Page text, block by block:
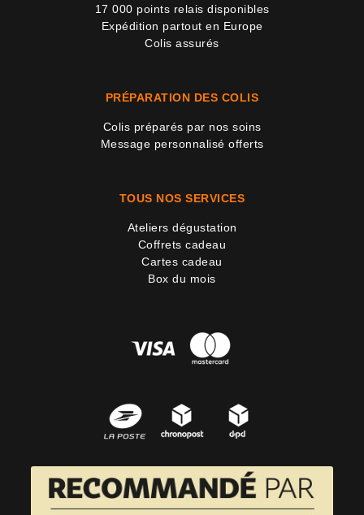
17 000 points relais disponibles
Expédition partout en Europe
Colis assurés
PRÉPARATION DES COLIS
Colis préparés par nos soins
Message personnalisé offerts
TOUS NOS SERVICES
Ateliers dégustation
Coffrets cadeau
Cartes cadeau
Box du mois